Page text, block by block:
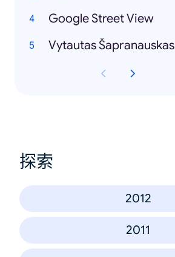
Google Street View
Vytautas Šapranauskas
探索
2012
2011